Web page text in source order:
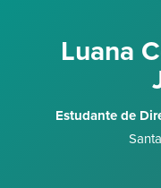
Luana
Estudante de